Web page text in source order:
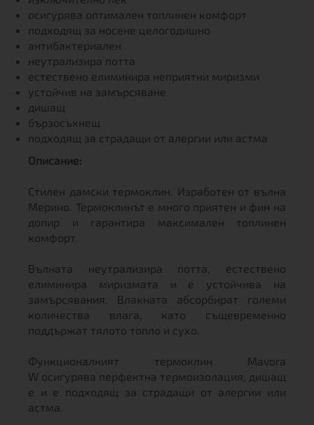
осигурява оптимален топлинен комфорт
подходящ за носене целогодишно
антибактериален
неутрализира потта
естествено елиминира неприятни миризми
устойчив на замърсяване
дишащ
бързосъхнещ
подходящ за страдащи от алергии или астма
Описание:
Стилен дамски термоклин. Изработен от вълна
Мерино. Термоклинът е много приятен и фин на
допир и гарантира максимален топлинен
комфорт.
Вълната неутрализира потта, естествено
елиминира миризмата и е устойчива на
замърсявания. Влакната абсорбират големи
количества влага, като същевременно
поддържат тялото топло и сухо.
Функционалният термоклин Mavora
W осигурява перфектна термоизолация, дишащ
е и е подходящ за страдащи от алергии или
астма.